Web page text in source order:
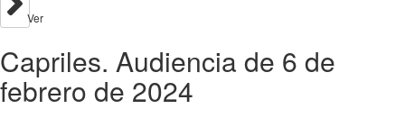
Ver
Capriles. Audiencia de 6 de
febrero de 2024